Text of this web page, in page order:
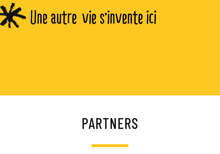
PARTNERS